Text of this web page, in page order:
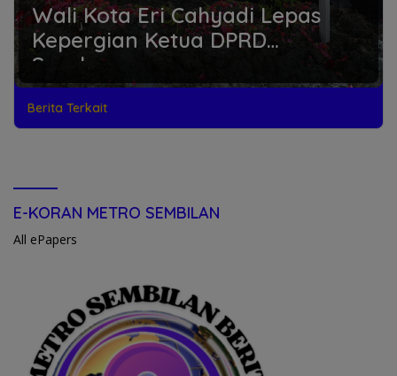
Wali Kota Eri Cahyadi Lepas
Kepergian Ketua DPRD
Surabaya
Berita Terkait
E-KORAN METRO SEMBILAN
All ePapers